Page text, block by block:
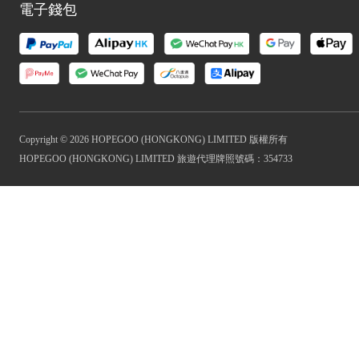
電子錢包
Copyright © 2026 HOPEGOO (HONGKONG) LIMITED 版權所有
HOPEGOO (HONGKONG) LIMITED 旅遊代理牌照號碼：354733